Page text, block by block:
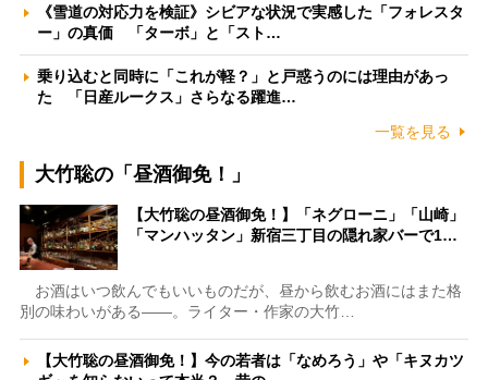
《雪道の対応力を検証》シビアな状況で実感した「フォレスタ
ー」の真価 「ターボ」と「スト…
乗り込むと同時に「これが軽？」と戸惑うのには理由があっ
た 「日産ルークス」さらなる躍進…
一覧を見る
大竹聡の「昼酒御免！」
【大竹聡の昼酒御免！】「ネグローニ」「山崎」
「マンハッタン」新宿三丁目の隠れ家バーで1…
お酒はいつ飲んでもいいものだが、昼から飲むお酒にはまた格
別の味わいがある――。ライター・作家の大竹…
【大竹聡の昼酒御免！】今の若者は「なめろう」や「キヌカツ